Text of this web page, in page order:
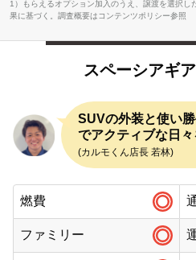
1）もらえるオプション加入のうえ、譲渡を選択
果に基づく。調査概要はコンテンツポリシー参照
スペーシアギ
SUVの外装と使い
でアクティブな日々
(カルモくん店長 若林)
燃費
ファミリー